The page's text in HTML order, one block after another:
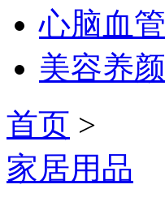
心脑血管
美容养颜
首页 >
家居用品